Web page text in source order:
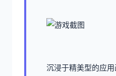
沉浸于精美型的应